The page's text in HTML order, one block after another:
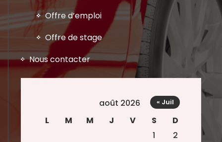
Offre d’emploi
Offre de stage
Nous contacter
août 2026
L
M M J V S
D
1
2
« Juil